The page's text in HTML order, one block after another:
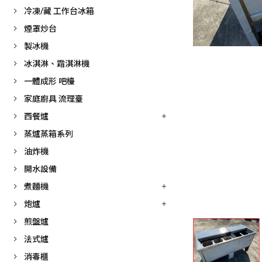
冷凍/藏 工作台冰箱
煙罩炒台
製冰機
冰淇淋、霜淇淋機
一體成形 吧檯
家庭廚具 流理臺
西餐爐
蒸爐蒸箱系列
油炸機
開水設備
煮麵機
炮爐
煎盤爐
法式爐
消毒櫃